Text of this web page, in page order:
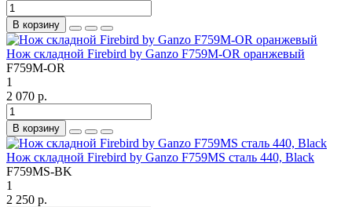
В корзину
Нож складной Firebird by Ganzo F759M-OR оранжевый
F759M-OR
1
2 070 р.
В корзину
Нож складной Firebird by Ganzo F759MS сталь 440, Black
F759MS-BK
1
2 250 р.